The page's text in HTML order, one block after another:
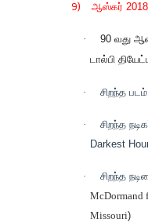
9) ஆஸ்கர் 2018
· 90 வது
டால்பி
· சிறந்த
·
சிறந்த
Darkest
· சிறந்த
McDormand
Missouri)